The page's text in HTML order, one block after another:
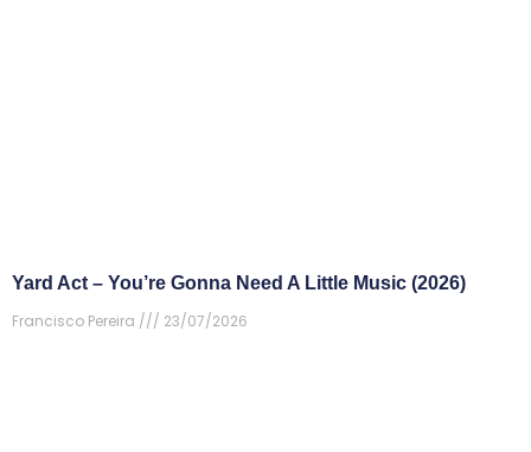
Yard Act – You’re Gonna Need A Little Music (2026)
Francisco Pereira
23/07/2026